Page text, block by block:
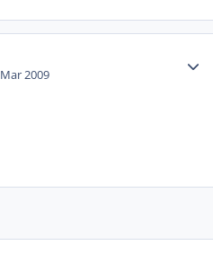
2009